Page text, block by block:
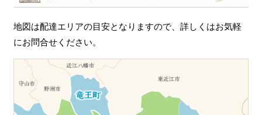
ョ
ン
地図は配達エリアの目安となりますので、詳しくはお気軽
にお問合せください。